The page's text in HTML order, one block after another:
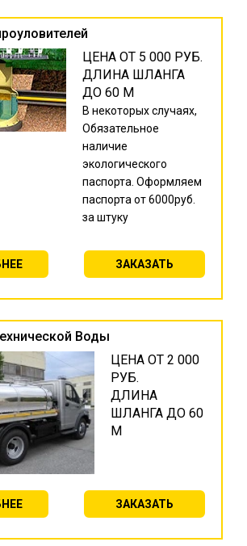
ЦЕНА ОТ 5 000 РУБ.
ДЛИНА ШЛАНГА
ДО 60 М
В некоторых случаях,
Обязательное
наличие
экологического
паспорта. Оформляем
паспорта от 6000руб.
за штуку
ЗАКАЗАТЬ
Воды
ЦЕНА ОТ 2 000
РУБ.
ДЛИНА
ШЛАНГА ДО 60
М
ЗАКАЗАТЬ